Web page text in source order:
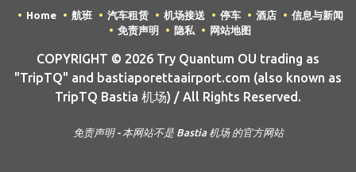
Home 航班 汽车租赁 机场接送 停车 酒店
信息与新闻
免责声明
隐私 网站地图
COPYRIGHT © 2026 Try Quantum OU trading as
"TripTQ" and bastiaporettaairport.com (also known as
TripTQ Bastia 机场) / All Rights Reserved.
免责声明 - 本网站不是 Bastia 机场 的官方网站